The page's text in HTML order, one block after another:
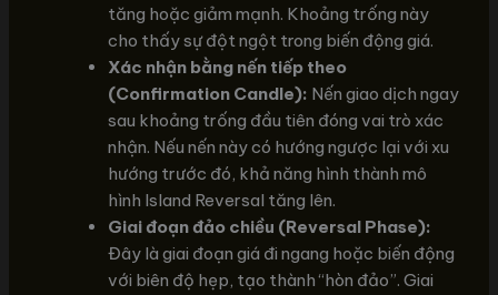
tăng hoặc giảm mạnh. Khoảng trống này
cho thấy sự đột ngột trong biến động giá.
Xác nhận bằng nến tiếp theo
(Confirmation Candle): Nến giao dịch ngay
sau khoảng trống đầu tiên đóng vai trò xác
nhận. Nếu nến này có hướng ngược lại với xu
hướng trước đó, khả năng hình thành mô
hình Island Reversal tăng lên.
Giai đoạn đảo chiều (Reversal Phase):
Đây là giai đoạn giá đi ngang hoặc biến động
với biên độ hẹp, tạo thành “hòn đảo”. Giai